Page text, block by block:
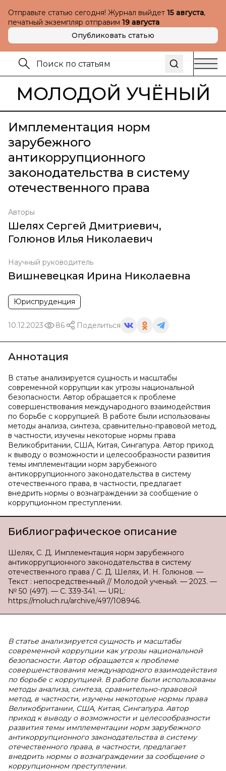
Отправьте статью сегодня! Журнал выйдет 15 августа,
печатный экземпляр отправим 19 августа
Опубликовать статью
МОЛОДОЙ УЧЁНЫЙ
Имплементация норм
зарубежного
антикоррупционного
законодательства в систему
отечественного права
Авторы
Шелях Сергей Дмитриевич,
Голюнов Илья Николаевич
Научный руководитель
Вишневецкая Ирина Николаевна
Юриспруденция
10.12.2023 86 Поделиться
Аннотация
В статье анализируется сущность и масштабы
современной коррупции как угрозы национальной
безопасности. Автор обращается к проблеме
совершенствования международного взаимодействия
по борьбе с коррупцией. В работе были использованы
методы анализа, синтеза, сравнительно-правовой метод,
в частности, изучены некоторые нормы права
Великобритании, США, Китая, Сингапура. Автор приход
к выводу о возможности и целесообразности развития
темы имплементации норм зарубежного
антикоррупционного законодательства в систему
отечественного права, в частности, предлагает
внедрить нормы о вознаграждении за сообщение о
коррупционном преступлении.
Библиографическое описание
Шелях, С. Д. Имплементация норм зарубежного
антикоррупционного законодательства в систему
отечественного права / С. Д. Шелях, И. Н. Голюнов. —
Текст : непосредственный // Молодой ученый. — 2023. —
№ 50 (497). — С. 339-341. — URL:
https://moluch.ru/archive/497/108946.
В статье анализируется сущность и масштабы
современной коррупции как угрозы национальной
безопасности. Автор обращается к проблеме
совершенствования международного взаимодействия
по борьбе с коррупцией. В работе были использованы
методы анализа, синтеза, сравнительно-правовой
метод, в частности, изучены некоторые нормы права
Великобритании, США, Китая, Сингапура. Автор
приход к выводу о возможности и целесообразности
развития темы имплементации норм зарубежного
антикоррупционного законодательства в систему
отечественного права, в частности, предлагает
внедрить нормы о вознаграждении за сообщение о
коррупционном преступлении.